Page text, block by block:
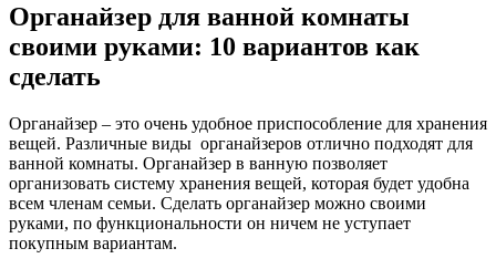
Органайзер для ванной комнаты
своими руками: 10 вариантов как
сделать
Органайзер – это очень удобное приспособление для хранения
вещей. Различные виды органайзеров отлично подходят для
ванной комнаты. Органайзер в ванную позволяет
организовать систему хранения вещей, которая будет удобна
всем членам семьи. Сделать органайзер можно своими
руками, по функциональности он ничем не уступает
покупным вариантам.